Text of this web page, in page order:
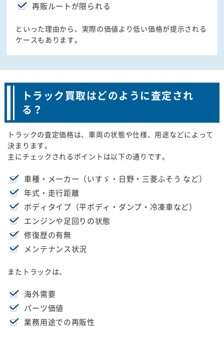
再販ルートが限られる
といった理由から、実際の価値より低い価格が提示される
ケースもあります。
トラック買取はどのように査定され
る？
トラックの査定価格は、車両の状態や仕様、用途などによって
決まります。
主にチェックされるポイントは以下の通りです。
車種・メーカー（いすゞ・日野・三菱ふそう など）
年式・走行距離
ボディタイプ（平ボディ・ダンプ・冷凍車など）
エンジンや足回りの状態
修復歴の有無
メンテナンス状況
またトラックは、
海外需要
パーツ価値
業務用途での再販性